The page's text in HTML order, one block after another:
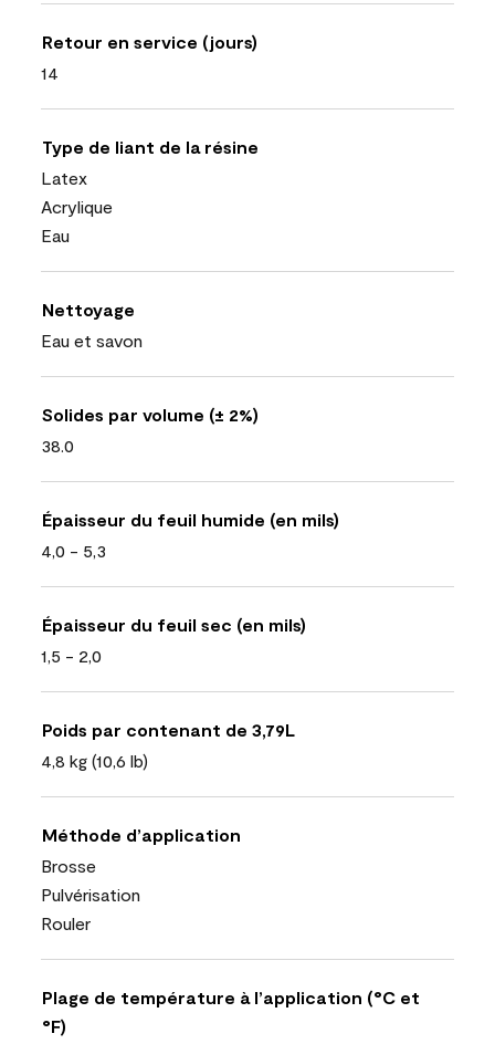
Retour en service (jours)
14
Type de liant de la résine
Latex
Acrylique
Eau
Nettoyage
Eau et savon
Solides par volume (± 2%)
38.0
Épaisseur du feuil humide (en mils)
4,0 - 5,3
Épaisseur du feuil sec (en mils)
1,5 - 2,0
Poids par contenant de 3,79L
4,8 kg (10,6 lb)
Méthode d’application
Brosse
Pulvérisation
Rouler
Plage de température à l’application (°C et
°F)